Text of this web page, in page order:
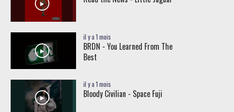
il y a 1 mois
BRDN - You Learned From The
Best
il y a 1 mois
Bloody Civilian - Space Fuji